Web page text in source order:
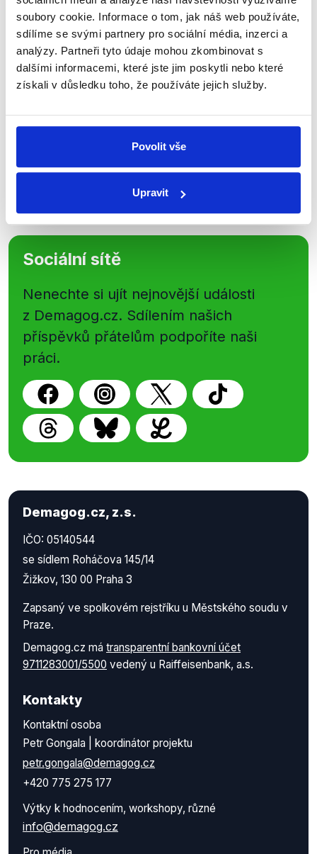
soubory cookie. Informace o tom, jak náš web používáte,
sdílíme se svými partnery pro sociální média, inzerci a
analýzy. Partneři tyto údaje mohou zkombinovat s
dalšími informacemi, které jste jim poskytli nebo které
získali v důsledku toho, že používáte jejich služby.
Povolit vše
Upravit
Přihlaste se k odběru našeho
newsletteru nebowhatsappového
kanálu, kde pravidelně přinášíme
shrnutí nejzajímavějších článků a analýz.
přehled o tom, jaké dezinformace a
nepravdy se zrovna v Česku šíří.
Sociální sítě
Nenechte si ujít nejnovější události
z Demagog.cz. Sdílením našich
příspěvků přátelům podpoříte naši
práci.
Demagog.cz, z.s.
IČO: 05140544
se sídlem Roháčova 145/14
Žižkov, 130 00 Praha 3
Zapsaný ve spolkovém rejstříku u Městského soudu v
Praze.
Demagog.cz má transparentní bankovní účet
9711283001/5500 vedený u Raiffeisenbank, a.s.
Kontakty
Kontaktní osoba
Petr Gongala | koordinátor projektu
petr.gongala@demagog.cz
+420 775 275 177
Výtky k hodnocením, workshopy, různé
info@demagog.cz